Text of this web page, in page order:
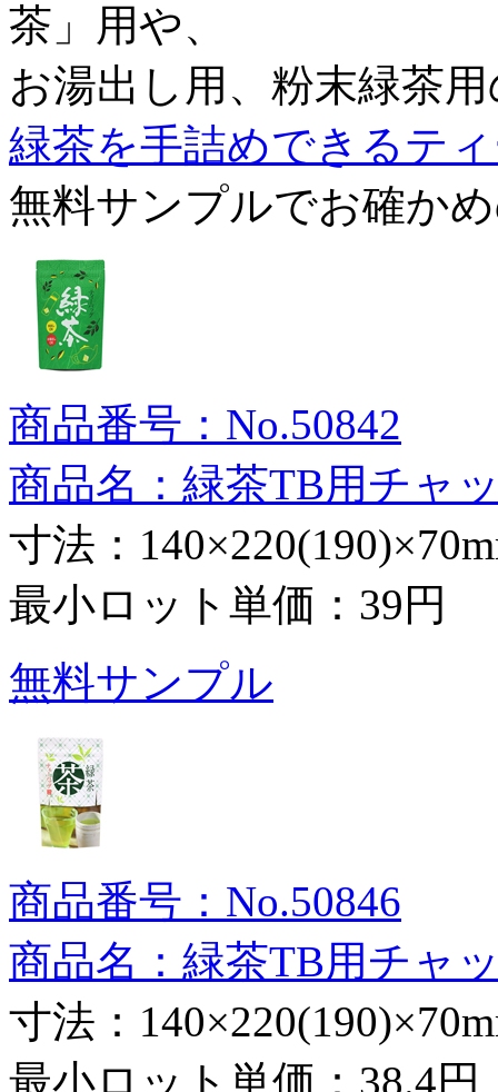
茶」用や、
お湯出し用、粉末緑茶
緑茶を手詰めできるテ
無料サンプルでお確か
商品番号：No.50842
商品名：緑茶TB用チャ
寸法：
最小ロット単価： 39円
無料サンプル
商品番号：No.50846
商品名：緑茶TB用チャ
寸法：
最小ロット単価： 38.4円